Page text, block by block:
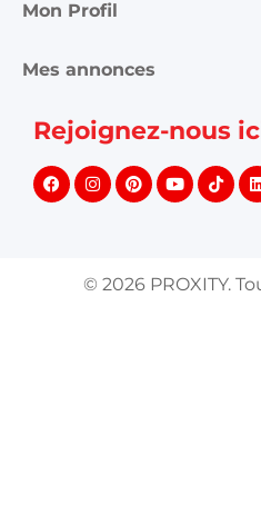
Mon Profil
Mes annonces
Rejoignez-nous
© 2026 PROXITY.